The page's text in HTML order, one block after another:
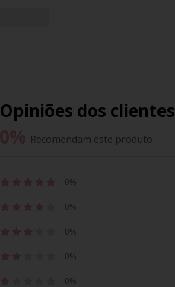
Opiniões dos clientes
Recomendam este produto
0%
0%
0%
0%
0%